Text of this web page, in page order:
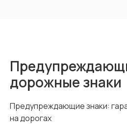
дорожные знаки
Предупреждающие знаки:
на дорогах